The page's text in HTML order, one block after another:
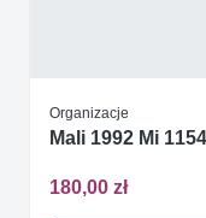
Organizacje
Mali 1992 Mi
180,00 zł